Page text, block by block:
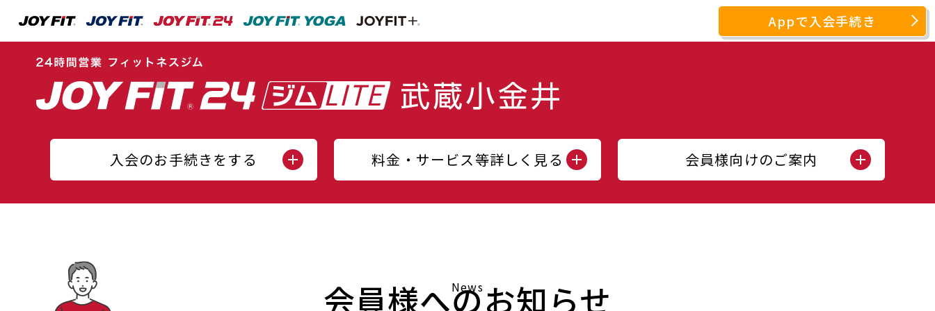
Appで入会手続き
入会のお手続きをする 料金・サービス等詳しく見る 会員様向けのご案内
News
会員様へのお知らせ